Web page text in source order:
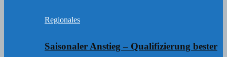
Regionales
Saisonaler Anstieg – Qualifizierung bester